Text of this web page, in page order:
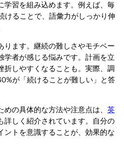
学習を組み込めます。例えば、毎
けることで、語彙力がしっかり伸
ります。継続の難しさやモチベー
学者が感じる悩みです。計画を立
折しやすくなることも。実際、調
が「続けることが難しい」と答
の具体的な方法や注意点は、 英
詳しく紹介されています。自分の
ントを意識することが、効果的な